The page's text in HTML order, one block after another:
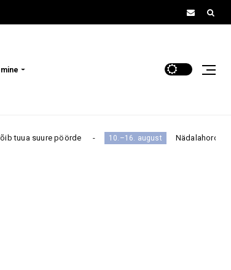
10.–16. august Nädalahoroskoop 10.–16.